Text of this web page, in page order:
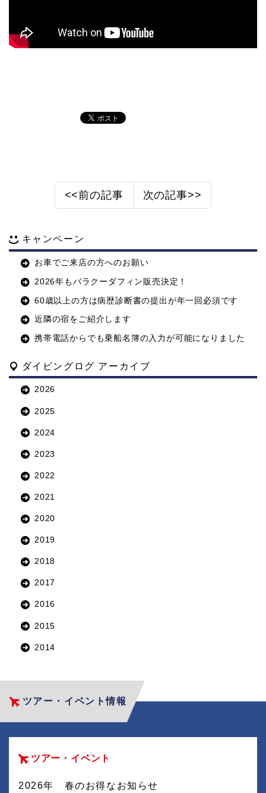
<<前の記事 次の記事>>
キャンペーン
お車でご来店の方へのお願い
2026年もバラクーダフィン販売決定！
60歳以上の方は病歴診断書の提出が年一回必須です
近隣の宿をご紹介します
携帯電話からでも乗船名簿の入力が可能になりました
ダイビングログ アーカイブ
2026
2025
2024
2023
2022
2021
2020
2019
2018
2017
2016
2015
2014
ツアー・イベント情報
ツアー・イベント
2026年 春のお得なお知らせ